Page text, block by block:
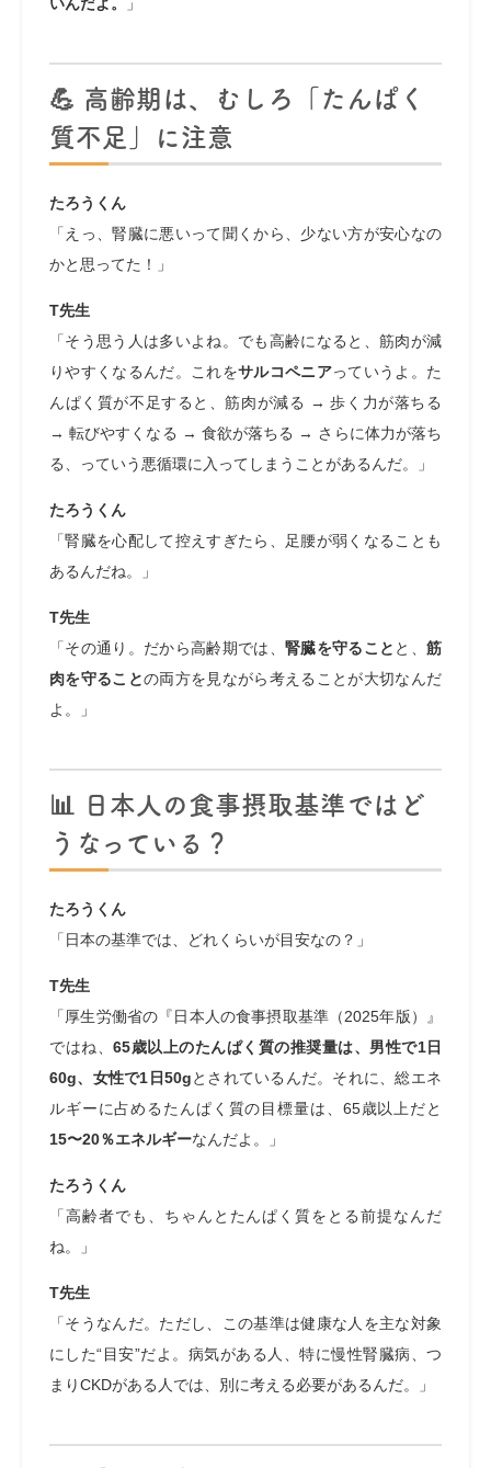
💪 高齢期は、むしろ「たんぱく
質不足」に注意
たろうくん
「えっ、腎臓に悪いって聞くから、少ない方が安心なの
かと思ってた！」
T先生
「そう思う人は多いよね。でも高齢になると、筋肉が減
りやすくなるんだ。これをサルコペニアっていうよ。た
んぱく質が不足すると、筋肉が減る → 歩く力が落ちる
→ 転びやすくなる → 食欲が落ちる → さらに体力が落ち
る、っていう悪循環に入ってしまうことがあるんだ。」
たろうくん
「腎臓を心配して控えすぎたら、足腰が弱くなることも
あるんだね。」
T先生
「その通り。だから高齢期では、 腎臓を守ること と、筋
肉を守ることの両方を見ながら考えることが大切なんだ
よ。」
📊 日本人の食事摂取基準ではど
うなっている？
たろうくん
「日本の基準では、どれくらいが目安なの？」
T先生
「厚生労働省の『日本人の食事摂取基準（2025年版）』
ではね、 65歳以上のたんぱく質の推奨量は、男性で1日
60g、女性で1日50gとされているんだ。それに、総エネ
ルギーに占めるたんぱく質の目標量は、65歳以上だと
15〜20％エネルギーなんだよ。」
たろうくん
「高齢者でも、ちゃんとたんぱく質をとる前提なんだ
ね。」
T先生
「そうなんだ。ただし、この基準は健康な人を主な対象
にした“目安”だよ。病気がある人、特に慢性腎臓病、つ
まりCKDがある人では、別に考える必要があるんだ。」